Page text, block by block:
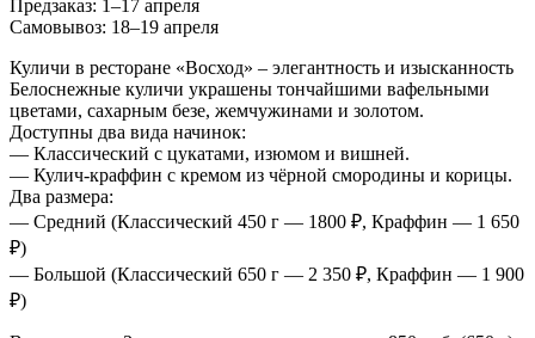
Предзаказ: 1–17 апреля
Самовывоз: 18–19 апреля
Куличи в ресторане «Восход» – элегантность и изысканность
Белоснежные куличи украшены тончайшими вафельными
цветами, сахарным безе, жемчужинами и золотом.
Доступны два вида начинок:
— Классический с цукатами, изюмом и вишней.
— Кулич-краффин с кремом из чёрной смородины и корицы.
Два размера:
— Средний (Классический 450 г — 1800 ₽, Краффин — 1 650
₽)
— Большой (Классический 650 г — 2 350 ₽, Краффин — 1 900
₽)